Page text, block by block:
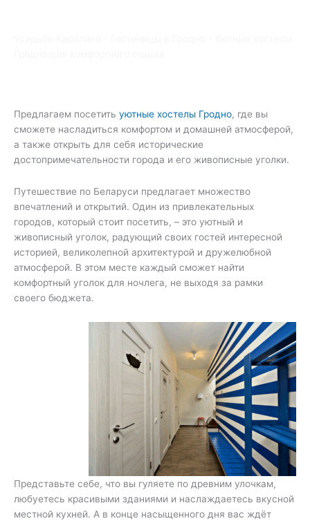
Предлагаем посетить уютные хостелы Гродно, где вы
сможете насладиться комфортом и домашней атмосферой,
а также открыть для себя исторические
достопримечательности города и его живописные уголки.
Путешествие по Беларуси предлагает множество
впечатлений и открытий. Один из привлекательных
городов, который стоит посетить, – это уютный и
живописный уголок, радующий своих гостей интересной
историей, великолепной архитектурой и дружелюбной
атмосферой. В этом месте каждый сможет найти
комфортный уголок для ночлега, не выходя за рамки
своего бюджета.
Представьте себе, что вы гуляете по древним улочкам,
любуетесь красивыми зданиями и наслаждаетесь вкусной
местной кухней. А в конце насыщенного дня вас ждёт